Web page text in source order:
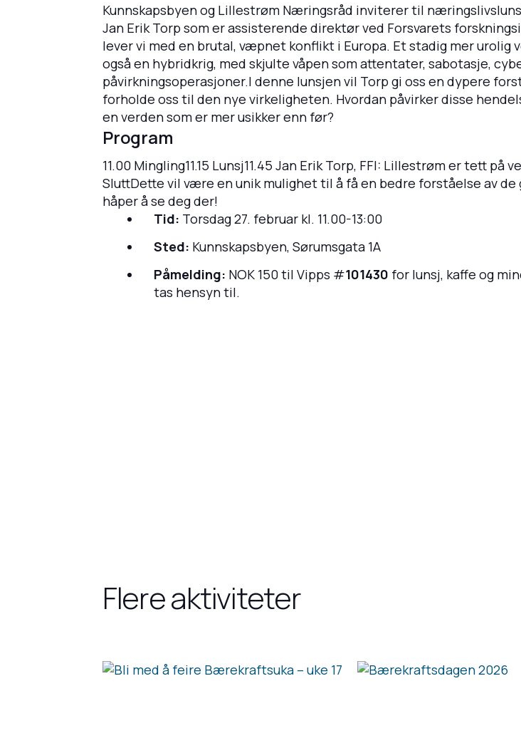
Kunnskapsbyen og Lillestrøm Næringsråd inviterer til
Jan Erik Torp som er assisterende direktør ved Forsvarets
lever vi med en brutal, væpnet konflikt i Europa. Et stadig mer
også en hybridkrig, med skjulte våpen som attentater, sabotasje,
påvirkningsoperasjoner.I denne lunsjen vil Torp gi oss en dypere
forholde oss til den nye virkeligheten. Hvordan påvirker disse
en verden som er mer usikker enn før?
Program
11.00 Mingling11.15 Lunsj11.45 Jan Erik Torp, FFI: Lillestrøm er tett på
SluttDette vil være en unik mulighet til å få en bedre forståelse av
håper å se deg der!
Tid: Torsdag 27. februar kl. 11.00-13:00
Sted: Kunnskapsbyen, Sørumsgata 1A
Påmelding: NOK 150 til Vipps #101430 for lunsj, kaffe og
tas hensyn til.
Flere aktiviteter